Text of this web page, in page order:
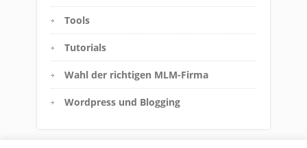
Tools
Tutorials
Wahl der richtigen MLM-Firma
Wordpress und Blogging